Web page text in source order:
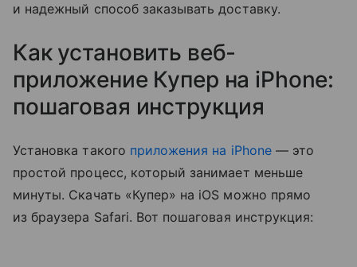
и надежный способ заказывать доставку.
Как установить веб-
приложение Купер на iPhone:
пошаговая инструкция
Установка такого приложения на iPhone— это
простой процесс, который занимает меньше
минуты. Скачать «Купер» на iOS можно прямо
из браузера Safari. Вот пошаговая инструкция: